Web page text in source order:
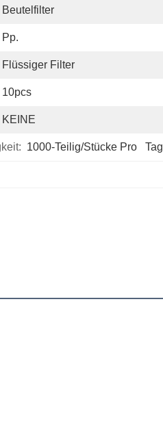
Beutelfilter
Pp.
Flüssiger Filter
10pcs
KEINE
1000-Teilig/Stücke Pro   Tag